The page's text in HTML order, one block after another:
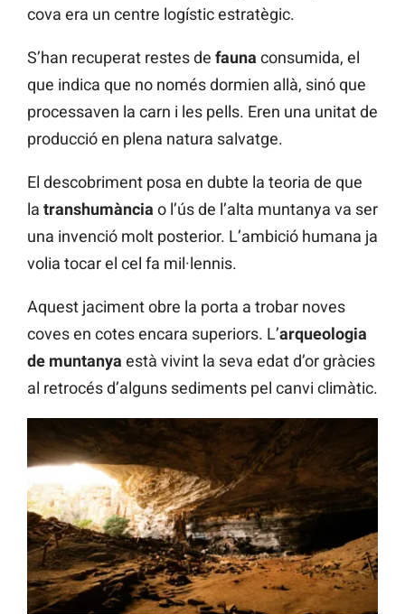
cova era un centre logístic estratègic.
S’han recuperat restes de fauna consumida, el
que indica que no només dormien allà, sinó que
processaven la carn i les pells. Eren una unitat de
producció en plena natura salvatge.
El descobriment posa en dubte la teoria de que
la transhumància o l’ús de l’alta muntanya va ser
una invenció molt posterior. L’ambició humana ja
volia tocar el cel fa mil·lennis.
Aquest jaciment obre la porta a trobar noves
coves en cotes encara superiors. L’arqueologia
de muntanya està vivint la seva edat d’or gràcies
al retrocés d’alguns sediments pel canvi climàtic.